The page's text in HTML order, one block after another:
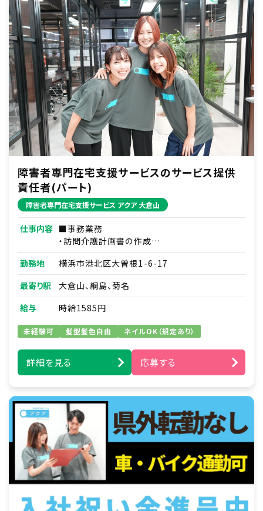
障害者専門在宅支援サービスのサービス提供
責任者(パート)
障害者専門在宅支援サービス アクア 大倉山
仕事内容 ■事務業務
・訪問介護計画書の作成
・介護、看護の提携先との調整
・研修資料作成
■訪問介護実務
・新規利用者支援プラン作成と職員への指導
・家事支援：日用品の買い物代行・薬の受け取り
の代行など
・移動支援：通勤通学の送り迎え・サークル活動
や趣味への同伴など
例）ズーラシア見学／アイドルショップへの買い
物同行／アイドルコンサートへの同伴
え、洗顔、など
※直行直帰
※夜勤なし
勤務地
横浜市港北区大曽根1-6-17
最寄り駅
大倉山、綱島、菊名
給与
時給1585円
未経験可 髪型髪色自由 ネイルOK（規定あり）
詳細を見る 応募する